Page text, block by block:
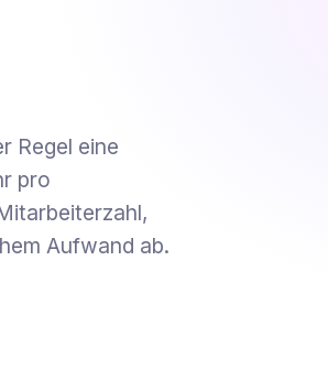
Regel eine
pro
Aufwand ab.